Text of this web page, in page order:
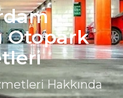
Otopark
Hakkında